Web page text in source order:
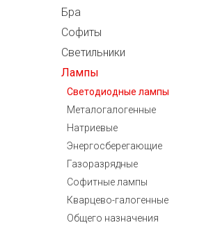
Бра
Софиты
Светильники
Лампы
Светодиодные лампы
Металогалогенные
Натриевые
Энергосберегающие
Газоразрядные
Софитные лампы
Кварцево-галогенные
Общего назначения